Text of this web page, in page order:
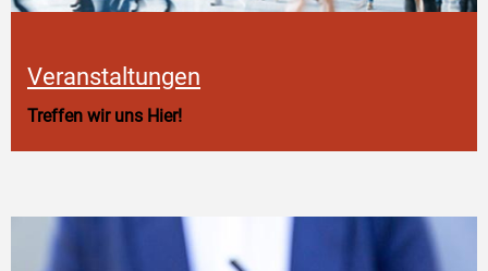
Veranstaltungen
Treffen wir uns Hier!